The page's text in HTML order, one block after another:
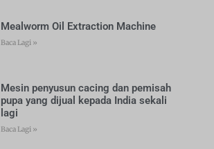
Mealworm Oil Extraction Machine
Baca Lagi »
Mesin penyusun cacing dan pemisah
pupa yang dijual kepada India sekali
lagi
Baca Lagi »